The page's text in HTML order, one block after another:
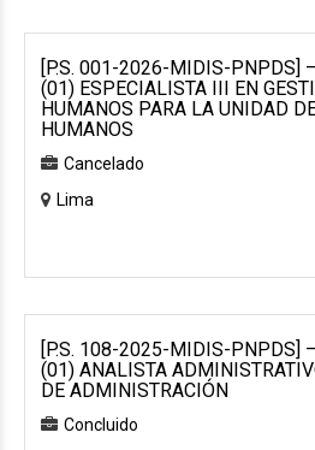
[P.S. 001-2026-MIDIS-PNPDS]
(01) ESPECIALISTA III EN
HUMANOS PARA LA UNIDAD
HUMANOS
Cancelado
Lima
[P.S. 108-2025-MIDIS-PNPDS]
(01) ANALISTA
DE ADMINISTRACIÓN
Concluido